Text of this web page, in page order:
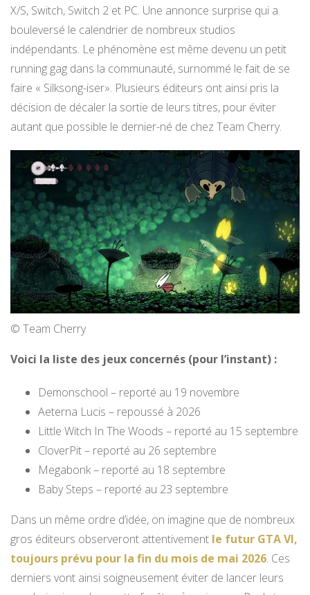
X/S, Switch, Switch 2 et PC. Une annonce surprise qui a
bouleversé le calendrier de nombreux studios
indépendants. Le phénomène est même devenu un petit
running gag dans la communauté, surnommé le fait de se
faire « Silksong-iser». Plusieurs éditeurs ont ainsi pris la
décision de décaler la sortie de leurs titres, pour éviter
autant que possible le dernier-né de chez Team Cherry.
© Team Cherry
Voici la liste des jeux concernés (pour l’instant) :
Demonschool – reporté au 19 novembre
Aeterna Lucis – repoussé à 2026
Little Witch In The Woods – reporté au 15 septembre
CloverPit – reporté au 26 septembre
Megabonk – reporté au 18 septembre
Baby Steps – reporté au 23 septembre
Dans un même ordre d’idée, on imagine que de nombreux
gros éditeurs observeront attentivement le futur GTA VI,
toujours prévu pour la fin du mois de mai 2026. Ces
derniers vont ainsi soigneusement éviter de lancer leurs